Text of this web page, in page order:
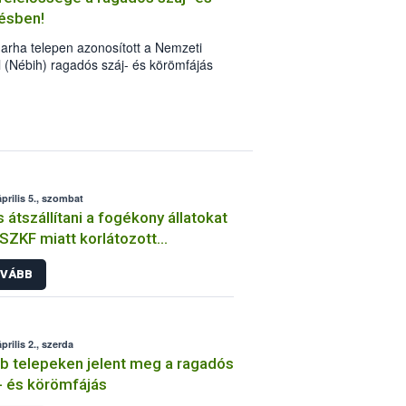
telepen azonosított a Nemzeti
ragadós száj- és körömfájás
A hatóság folyamatosan ellenőrzi az
nem történt. Mind a négy
és országosan is célzott hatósági
figyelmét a megelőzés és a
5., szombat
átszállítani a fogékony állatokat
miatt korlátozott
2., szerda
telepeken jelent meg a ragadós
és körömfájás